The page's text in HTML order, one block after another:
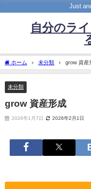
Just
自分のラ
ホーム 未分類 grow 資産
未分類
grow 資産形成
2026年1月7日 2026年2月1日